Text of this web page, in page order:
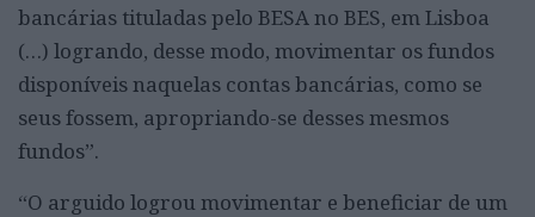
bancárias tituladas pelo BESA no BES, em Lisboa
(…) logrando, desse modo, movimentar os fundos
disponíveis naquelas contas bancárias, como se
seus fossem, apropriando-se desses mesmos
fundos”.
“O arguido logrou movimentar e beneficiar de um